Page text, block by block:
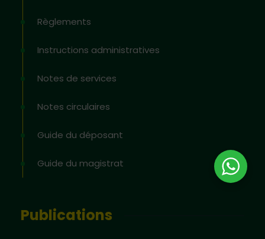
Règlements
Instructions administratives
Notes de services
Notes circulaires
Guide du déposant
Guide du magistrat
Publications